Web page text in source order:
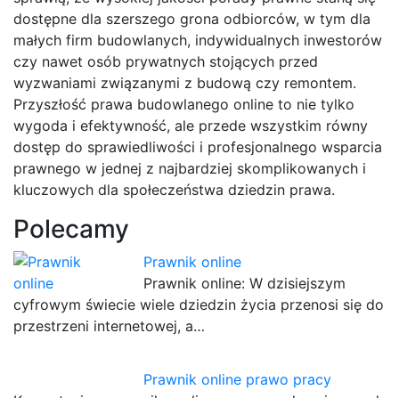
dostępne dla szerszego grona odbiorców, w tym dla
małych firm budowlanych, indywidualnych inwestorów
czy nawet osób prywatnych stojących przed
wyzwaniami związanymi z budową czy remontem.
Przyszłość prawa budowlanego online to nie tylko
wygoda i efektywność, ale przede wszystkim równy
dostęp do sprawiedliwości i profesjonalnego wsparcia
prawnego w jednej z najbardziej skomplikowanych i
kluczowych dla społeczeństwa dziedzin prawa.
Polecamy
Prawnik online
Prawnik online: W dzisiejszym
cyfrowym świecie wiele dziedzin życia przenosi się do
przestrzeni internetowej, a…
Prawnik online prawo pracy